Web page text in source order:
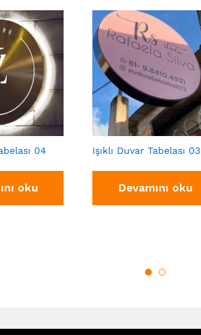
04
oku
Işıklı Duvar Tabelası 03
Devamını oku